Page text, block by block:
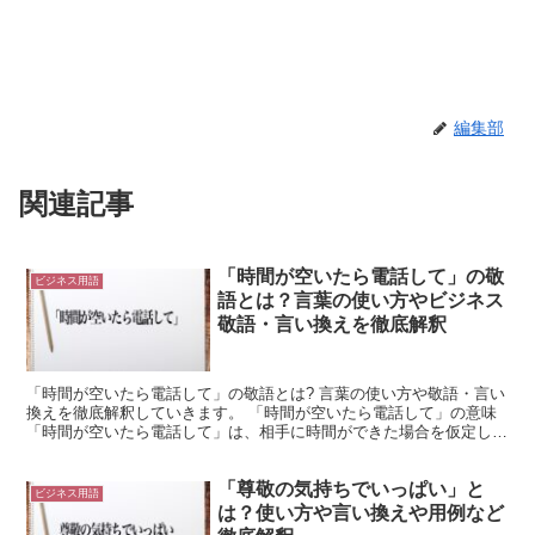
編集部
関連記事
ビジネス用語
「時間が空いたら電話して」の敬
語とは？言葉の使い方やビジネス
敬語・言い換えを徹底解釈
「時間が空いたら電話して」の敬語とは? 言葉の使い方や敬語・言い
換えを徹底解釈していきます。 「時間が空いたら電話して」の意味
「時間が空いたら電話して」は、相手に時間ができた場合を仮定して
ビジネス用語
「尊敬の気持ちでいっぱい」と
は？使い方や言い換えや用例など